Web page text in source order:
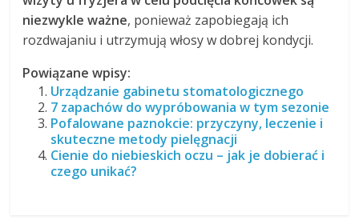
niezwykle ważne, ponieważ zapobiegają ich
rozdwajaniu i utrzymują włosy w dobrej kondycji.
Powiązane wpisy:
Urządzanie gabinetu stomatologicznego
7 zapachów do wypróbowania w tym sezonie
Pofalowane paznokcie: przyczyny, leczenie i
skuteczne metody pielęgnacji
Cienie do niebieskich oczu – jak je dobierać i
czego unikać?